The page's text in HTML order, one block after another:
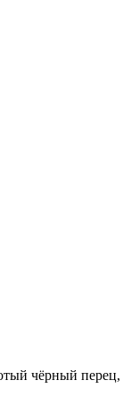
чёрный перец,